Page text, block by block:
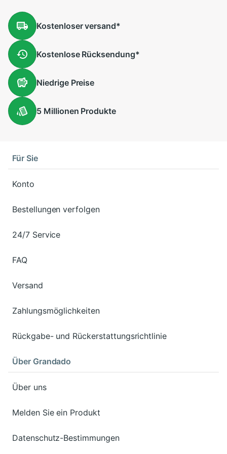
Kostenloserversand*
KostenloseRücksendung*
NiedrigePreise
5 Millionen Produkte
Für Sie
Konto
Bestellungen verfolgen
24/7 Service
FAQ
Versand
Zahlungsmöglichkeiten
Rückgabe- und Rückerstattungsrichtlinie
Über Grandado
Über uns
Melden Sie ein Produkt
Datenschutz-Bestimmungen